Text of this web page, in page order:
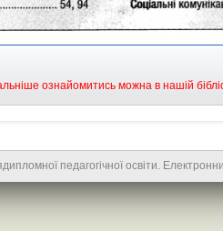
ознайомитись можна в нашій
педагогічної освіти.